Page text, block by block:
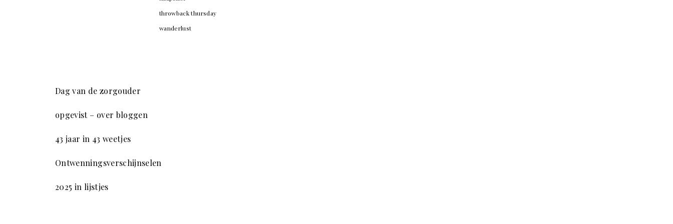
throwback thursday
wanderlust
Dag van de zorgouder
opgevist – over bloggen
43 jaar in 43 weetjes
Ontwenningsverschijnselen
2025 in lijstjes